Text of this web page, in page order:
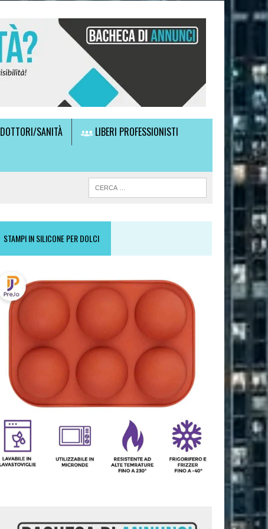
DOTTORI/SANITÀ
LIBERI PROFESSIONISTI
STAMPI IN SILICONE PER DOLCI